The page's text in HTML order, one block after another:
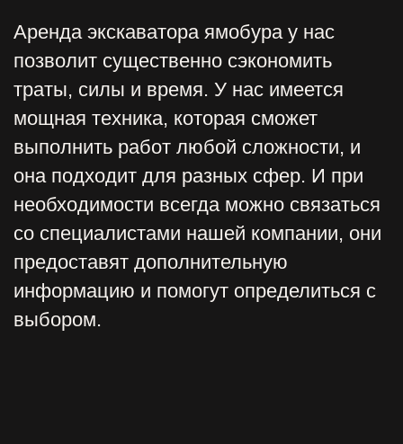
от 40 000,00 руб.
САМОСВАЛ ШОССЕЙНЫЙ